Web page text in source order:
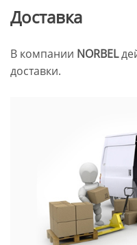
Доставка
В компании NORBEL
доставки.